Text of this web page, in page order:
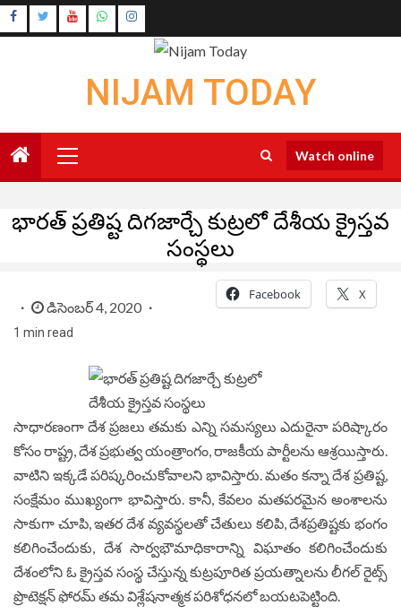
Skip
to
Instagram
NIJAM TODAY
Menu
Watch online
భారత్ ప్రతిష్ట దిగజార్చే కుట్రలో దేశీయ క్రైస్తవ
సంస్థలు
డిసెంబర్ 4, 2020
1 min read
Facebook X
సాధారణంగా దేశ ప్రజలు తమకు ఎన్ని సమస్యలు ఎదురైనా పరిష్కారం
కోసం రాష్ట్ర, దేశ ప్రభుత్వ యంత్రాంగం, రాజకీయ పార్టీలను ఆశ్రయిస్తారు.
వాటిని ఇక్కడే పరిష్కరించుకోవాలని భావిస్తారు. మతం కన్నా దేశ ప్రతిష్ట,
సంక్షేమం ముఖ్యంగా భావిస్తారు. కానీ, కేవలం మతపరమైన అంశాలను
సాకుగా చూపి, ఇతర దేశ వ్యవస్థలతో చేతులు కలిపి, దేశప్రతిష్టకు భంగం
కలిగించేందుకు, దేశ సార్వభౌమాధికారాన్ని విఘాతం కలిగించేందుకు
దేశంలోని ఓ క్రైస్తవ సంస్థ చేస్తున్న కుట్రపూరిత ప్రయత్నాలను లీగల్ రైట్స్
ప్రొటెక్షన్ ఫోరమ్ తమ విశ్లేషనాత్మక పరిశోధనలో బయటపెట్టింది.